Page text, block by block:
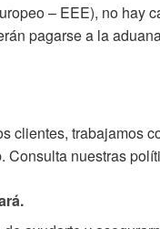
– EEE), no hay
pagarse a la
trabajamos
nuestras